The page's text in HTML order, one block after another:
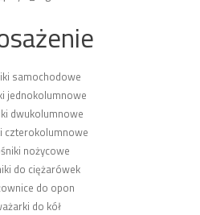
samochodowe
jednokolumnowe
dwukolumnowe
czterokolumnowe
nożycowe
do ciężarówek
do opon
do kół